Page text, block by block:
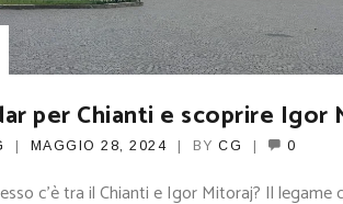
per Chianti e scoprire Igor
MAGGIO 28, 2024 BY CG 0
c’è tra il Chianti e Igor Mitoraj? Il